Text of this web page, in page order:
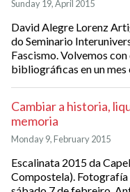
Sunday 19, April 2015
David Alegre Lorenz
do Seminario
Fascismo. Volvemos
bibliográficas en un mes
Cambiar a historia,
memoria
Monday 9, February 2015
Escalinata 2015 da
Compostela).